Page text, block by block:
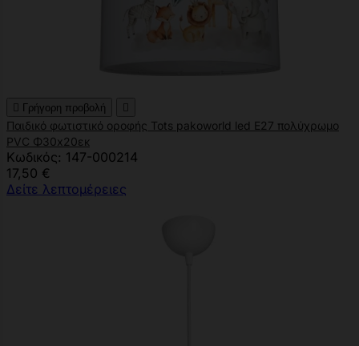
 Γρήγορη προβολή 
Παιδικό φωτιστικό οροφής Tots pakoworld led E27 πολύχρωμο
PVC Φ30x20εκ
Κωδικός: 147-000214
17,50 €
Δείτε λεπτομέρειες